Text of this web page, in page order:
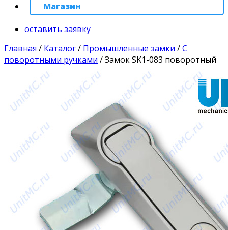
Магазин
оставить заявку
Главная / Каталог/ Промышленные замки /С
поворотными ручками /Замок SK1-083 поворотный